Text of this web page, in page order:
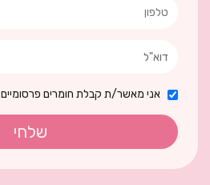
אני מאשר/ת קבלת חומרים פרסומיים
שלחי